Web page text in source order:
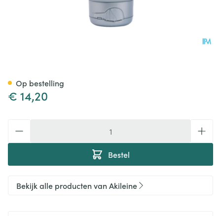
€ 14,20
Bestel
Op bestelling
Bekijk alle producten van Akileine